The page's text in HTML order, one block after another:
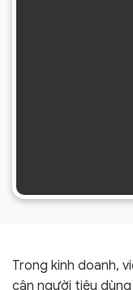
Trong kinh doanh,
cận người tiêu